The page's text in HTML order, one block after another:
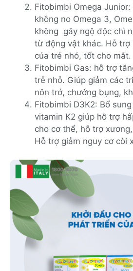
Fitobimbi Omega
không no Omega 3,
không gây ngộ độc chì
từ động vật khác. Hỗ
của trẻ nhỏ, tốt cho mắt.
Fitobimbi Gas: hỗ trợ
trẻ nhỏ. Giúp giảm các
nôn trớ, chướng bụng,
Fitobimbi D3K2: Bổ
vitamin K2 giúp hỗ trợ
cho cơ thể, hỗ trợ
Hỗ trợ giảm nguy cơ còi